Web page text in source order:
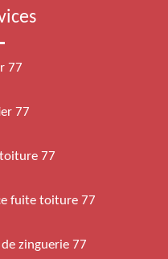
77
77
77
fuite toiture 77
zinguerie 77